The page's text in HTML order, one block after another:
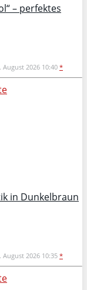
– perfektes
2026 10:40*
in Dunkelbraun
2026 10:35*